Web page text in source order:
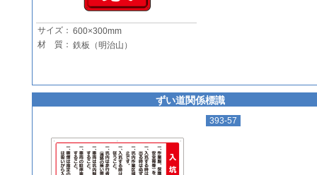
サイズ： 600×300mm
材 質： 鉄板（明治山）
ずい道関係標識
393-57